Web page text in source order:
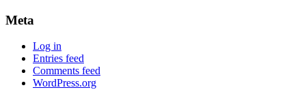
Meta
Log in
Entries feed
Comments feed
WordPress.org